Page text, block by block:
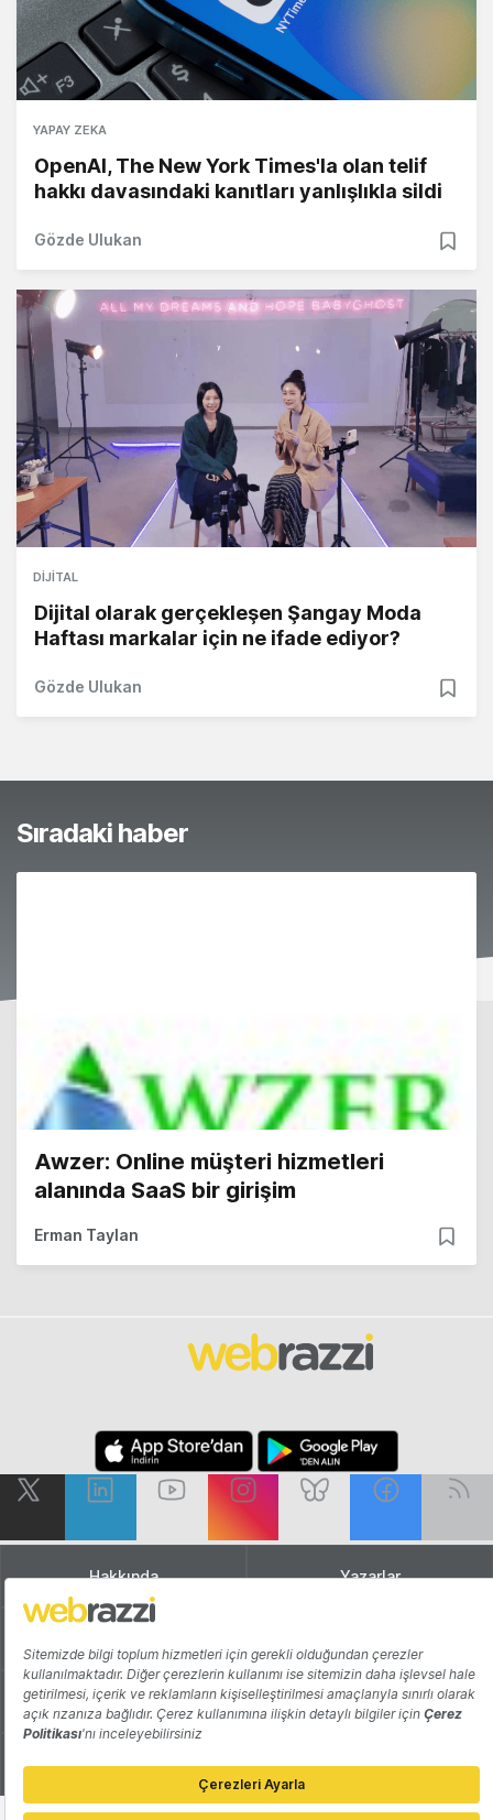
YAPAY ZEKA
OpenAI, The New York Times'la olan telif
hakkı davasındaki kanıtları yanlışlıkla sildi
Gözde Ulukan
DIJITAL
Dijital olarak gerçekleşen Şangay Moda
Haftası markalar için ne ifade ediyor?
Gözde Ulukan
Sıradaki haber
Awzer: Online müşteri hizmetleri
alanında SaaS bir girişim
Erman Taylan
Hakkında Yazarlar
Girişiminizi Tanıtın İletişim
Çerez Tercihleri Gizlilik Politikası